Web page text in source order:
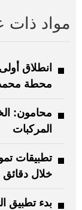
مواد ذات
انطلاق
محطة
محامون:
المركبات
تطبيقات
خلال دقائق
بدء تطبيق